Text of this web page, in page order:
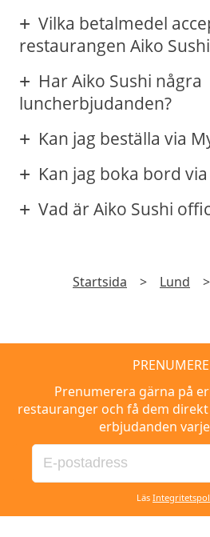
Vilka betalmedel
restaurangen Aiko
Har Aiko Sushi några
luncherbjudanden?
Kan jag beställa via
Kan jag boka bord
Vad är Aiko Sushi
Startsida > Lund >
Prenumerera gärna på
restauranger och få dem direkt
erbjudanden
Läs